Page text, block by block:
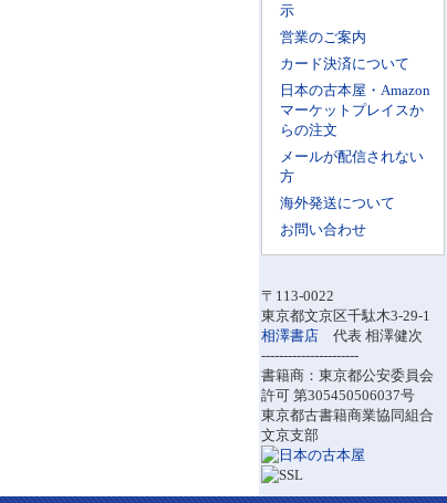
示
営業のご案内
カード決済について
日本の古本屋・Amazon
マーケットプレイスか
らの注文
メールが配信されない
方
海外発送について
お問い合わせ
〒113-0022
東京都文京区千駄木3-29-1
相澤書店 代表 相澤健次
----------------------
書籍商：東京都公安委員会
許可 第305450506037号
東京都古書籍商業協同組合
文京支部